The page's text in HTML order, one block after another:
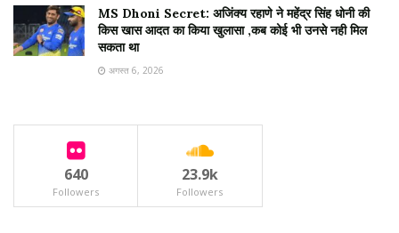
MS Dhoni Secret: अजिंक्य रहाणे ने महेंद्र सिंह धोनी की
किस खास आदत का किया खुलासा ,कब कोई भी उनसे नही मिल
सकता था
अगस्त 6, 2026
640
Followers
23.9k
Followers